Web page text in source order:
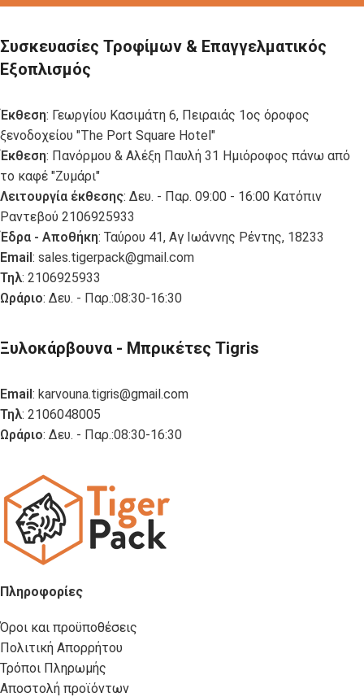
Συσκευασίες Τροφίμων & Επαγγελματικός
Εξοπλισμός
Έκθεση: Γεωργίου Κασιμάτη 6, Πειραιάς 1ος όροφος
ξενοδοχείου "The Port Square Hotel"
Έκθεση: Πανόρμου & Αλέξη Παυλή 31 Ημιόροφος πάνω από
το καφέ "Ζυμάρι"
Λειτουργία έκθεσης: Δευ. - Παρ. 09:00 - 16:00 Κατόπιν
Ραντεβού 2106925933
Έδρα - Αποθήκη: Ταύρου 41, Αγ Ιωάννης Ρέντης, 18233
Email: sales.tigerpack@gmail.com
Τηλ: 2106925933
Ωράριο: Δευ. - Παρ.:08:30-16:30
Ξυλοκάρβουνα - Μπρικέτες Tigris
Email: karvouna.tigris@gmail.com
Τηλ: 2106048005
Ωράριο: Δευ. - Παρ.:08:30-16:30
Πληροφορίες
Όροι και προϋποθέσεις
Πολιτική Απορρήτου
Τρόποι Πληρωμής
Αποστολή προϊόντων